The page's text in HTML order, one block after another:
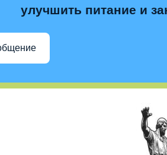
улучшить питание и